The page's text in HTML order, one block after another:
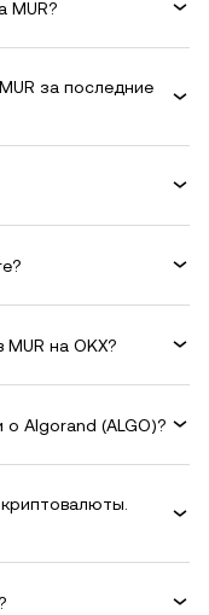
MUR?
за последние
на OKX?
Algorand (ALGO)?